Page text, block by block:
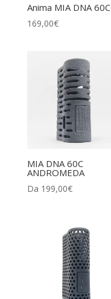
Anima MIA DNA 60C
169,00€
MIA DNA 60C
ANDROMEDA
Da 199,00€